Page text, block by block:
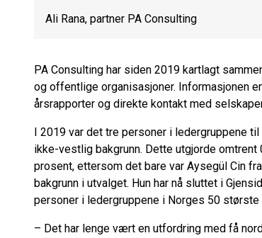
Ali Rana, partner PA Consulting
PA Consulting har siden 2019 kartlagt
og offentlige organisasjoner. Informasjonen
årsrapporter og direkte kontakt med
I 2019 var det tre personer i ledergruppene
ikke-vestlig bakgrunn. Dette utgjorde
prosent, ettersom det bare var Aysegül Cin
bakgrunn i utvalget. Hun har nå sluttet i
personer i ledergruppene i Norges 50 største
– Det har lenge vært en utfordring med få